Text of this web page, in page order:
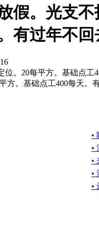
假。光支
有过年不回
。20每平方。基础点工
。基础点工400每天。
•
•
•
•
•